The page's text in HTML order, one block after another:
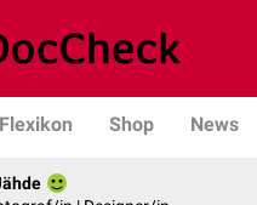
Flexikon Shop News